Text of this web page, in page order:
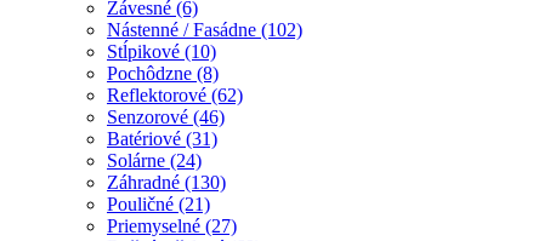
Závesné (6)
Nástenné / Fasádne (102)
Stĺpikové (10)
Pochôdzne (8)
Reflektorové (62)
Senzorové (46)
Batériové (31)
Solárne (24)
Záhradné (130)
Pouličné (21)
Priemyselné (27)